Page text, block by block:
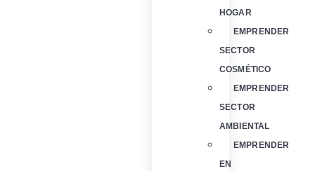
HOGAR
EMPRENDER
SECTOR
COSMÉTICO
EMPRENDER
SECTOR
AMBIENTAL
EMPRENDER
EN